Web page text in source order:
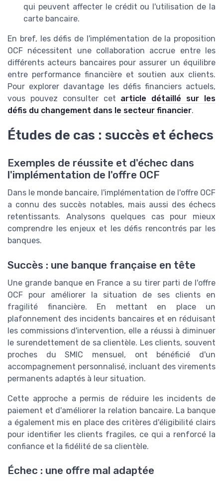
qui peuvent affecter le crédit ou l'utilisation de la
carte bancaire.
En bref, les défis de l'implémentation de la proposition
OCF nécessitent une collaboration accrue entre les
différents acteurs bancaires pour assurer un équilibre
entre performance financière et soutien aux clients.
Pour explorer davantage les défis financiers actuels,
vous pouvez consulter cet article détaillé sur les
défis du changement dans le secteur financier.
Études de cas : succès et échecs
Exemples de réussite et d'échec dans
l'implémentation de l'offre OCF
Dans le monde bancaire, l'implémentation de l'offre OCF
a connu des succès notables, mais aussi des échecs
retentissants. Analysons quelques cas pour mieux
comprendre les enjeux et les défis rencontrés par les
banques.
Succès : une banque française en tête
Une grande banque en France a su tirer parti de l'offre
OCF pour améliorer la situation de ses clients en
fragilité financière. En mettant en place un
plafonnement des incidents bancaires et en réduisant
les commissions d'intervention, elle a réussi à diminuer
le surendettement de sa clientèle. Les clients, souvent
proches du SMIC mensuel, ont bénéficié d'un
accompagnement personnalisé, incluant des virements
permanents adaptés à leur situation.
Cette approche a permis de réduire les incidents de
paiement et d'améliorer la relation bancaire. La banque
a également mis en place des critères d'éligibilité clairs
pour identifier les clients fragiles, ce qui a renforcé la
confiance et la fidélité de sa clientèle.
Échec : une offre mal adaptée